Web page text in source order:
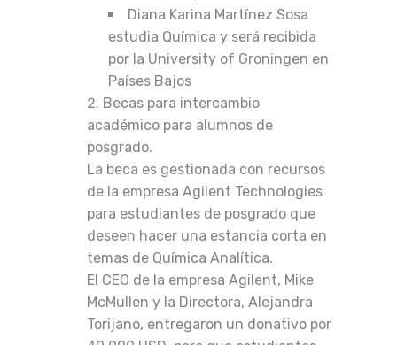
Diana Karina Martínez Sosa
estudia Química y será recibida
por la University of Groningen en
Países Bajos
Becas para intercambio
académico para alumnos de
posgrado.
La beca es gestionada con recursos
de la empresa Agilent Technologies
para estudiantes de posgrado que
deseen hacer una estancia corta en
temas de Química Analítica.
El CEO de la empresa Agilent, Mike
McMullen y la Directora, Alejandra
Torijano, entregaron un donativo por